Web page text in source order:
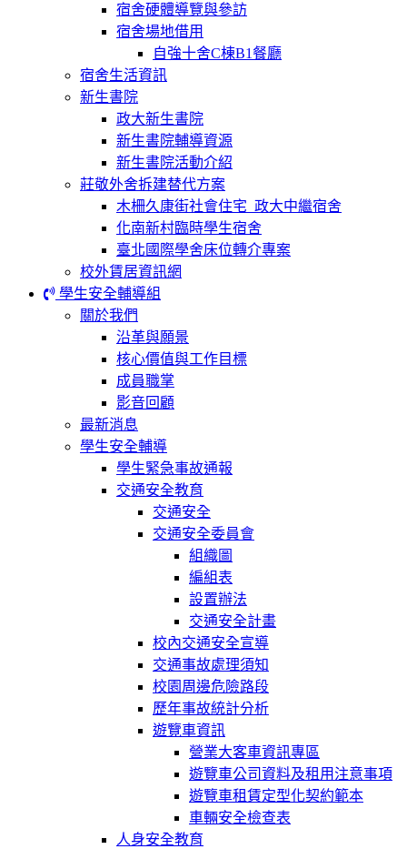
宿舍硬體導覽與參訪
宿舍場地借用
自強十舍C棟B1餐廳
宿舍生活資訊
新生書院
政大新生書院
新生書院輔導資源
新生書院活動介紹
莊敬外舍拆建替代方案
木柵久康街社會住宅_政大中繼宿舍
化南新村臨時學生宿舍
臺北國際學舍床位轉介專案
校外賃居資訊網
學生安全輔導組
關於我們
沿革與願景
核心價值與工作目標
成員職掌
影音回顧
最新消息
學生安全輔導
學生緊急事故通報
交通安全教育
交通安全
交通安全委員會
組織圖
編組表
設置辦法
交通安全計畫
校內交通安全宣導
交通事故處理須知
校園周邊危險路段
歷年事故統計分析
遊覽車資訊
營業大客車資訊專區
遊覽車公司資料及租用注意事項
遊覽車租賃定型化契約範本
車輛安全檢查表
人身安全教育